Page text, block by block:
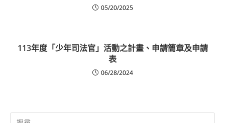
05/20/2025
113年度「少年司法官」活動之計畫、申請簡章及申請
表
06/28/2024
Search